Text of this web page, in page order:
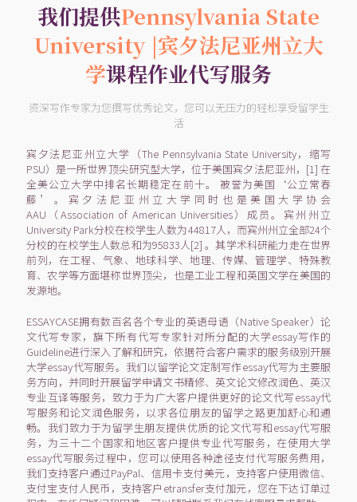
我们提供Pennsylvania State
University |宾夕法尼亚州立大
学课程作业代写服务
资深写作专家为您撰写优秀论文，您可以无压力的轻松享受留学生
活
宾夕法尼亚州立大学（The Pennsylvania State University，缩写
PSU）是一所世界顶尖研究型大学，位于美国宾夕法尼亚州，[1] 在
全美公立大学中排名长期稳定在前十。 被誉为美国‘公立常春
藤’。宾夕法尼亚州立大学同时也是美国大学协会
AAU（Association of American Universities）成员。宾州州立
University Park分校在校学生人数为44817人，而宾州州立全部24个
分校的在校学生人数总和为95833人[2] 。其学术科研能力走在世界
前列，在工程、气象、地球科学、地理、传媒、管理学、特殊教
育、农学等方面堪称世界顶尖，也是工业工程和英国文学在美国的
发源地。
ESSAYCASE拥有数百名各个专业的英语母语（Native Speaker）论
文代写专家，旗下所有代写专家针对所分配的大学essay写作的
Guideline进行深入了解和研究，依据符合客户需求的服务级别开展
大学essay代写服务。我们以留学论文定制写作essay代写为主要服
务方向，并同时开展留学申请文书精修、英文论文修改润色、英汉
专业互译等服务，致力于为广大客户提供更好的论文代写essay代
写服务和论文润色服务，以求各位朋友的留学之路更加舒心和通
畅。我们致力于为留学生朋友提供优质的论文代写和essay代写服
务，为三十二个国家和地区客户提供专业代写服务，在使用大学
essay代写服务过程中，您可以使用各种途径支付代写服务费用，
我们支持客户通过PayPal、信用卡支付美元，支持客户使用微信、
支付宝支付人民币，支持客户etransfer支付加元，您在下达订单过